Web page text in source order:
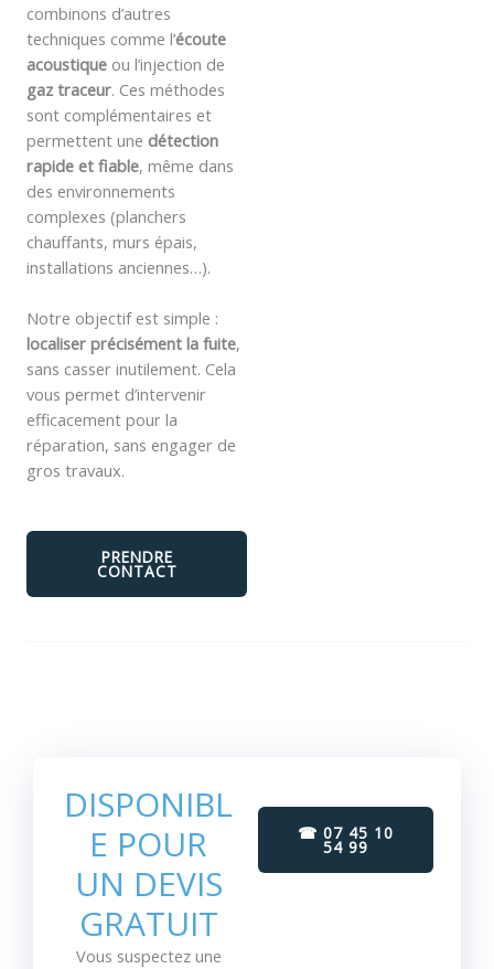
combinons d’autres
techniques comme l’écoute
acoustique ou l’injection de
gaz traceur. Ces méthodes
sont complémentaires et
permettent une détection
rapide et fiable, même dans
des environnements
complexes (planchers
chauffants, murs épais,
installations anciennes…).
Notre objectif est simple :
localiser précisément la fuite,
sans casser inutilement. Cela
vous permet d’intervenir
efficacement pour la
réparation, sans engager de
gros travaux.
PRENDRE
CONTACT
DISPONIBL
E POUR
UN DEVIS
GRATUIT
Vous suspectez une
☎ 07 45 10
54 99